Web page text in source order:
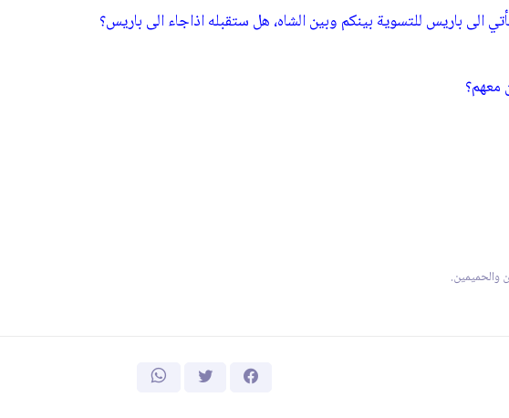
الى باريس للتسوية بينكم وبين الشاه، هل ستقبله اذاجاء الى باريس؟
معهم؟